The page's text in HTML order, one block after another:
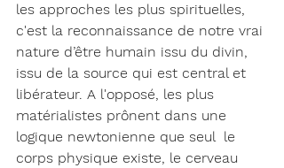
les approches les plus spirituelles,
c'est la reconnaissance de notre vrai
nature d’être humain issu du divin,
issu de la source qui est central et
libérateur. A l'opposé, les plus
matérialistes prônent dans une
logique newtonienne que seul  le
corps physique existe, le cerveau